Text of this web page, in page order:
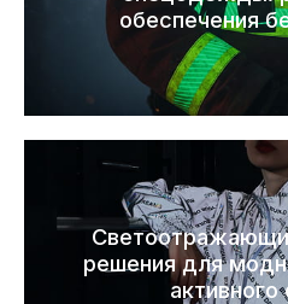
обеспечения
решения для